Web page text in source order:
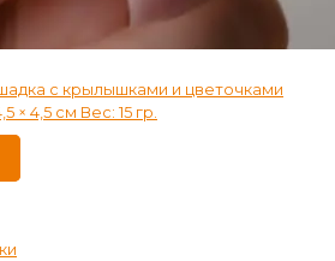
с крылышками и цветочками
× 4,5 см Вес: 15 гр.